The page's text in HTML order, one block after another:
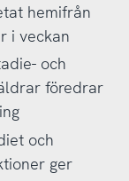
hemifrån
i veckan
och
föredrar
och
ger